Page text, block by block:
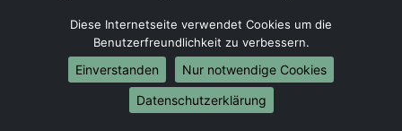
Umzug von Flensburg nach Norwegen
Umzüge-Deutschlandweit
Umzug von Flensburg nach Berlin
Umzug von Flensburg nach Hamburg
Diese Internetseite verwendet Cookies um die
Benutzerfreundlichkeit zu verbessern.
Einverstanden
Nur notwendige Cookies
Datenschutzerklärung